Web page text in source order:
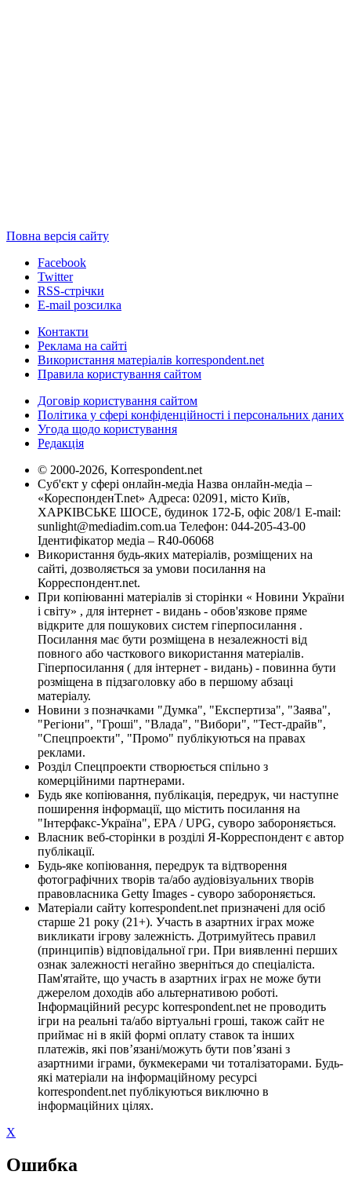
Повна версія сайту
Facebook
Twitter
RSS-стрічки
E-mail розсилка
Контакти
Реклама на сайті
Використання матеріалів korrespondent.net
Правила користування сайтом
Договір користування сайтом
Політика у сфері конфіденційності і персональних даних
Угода щодо користування
Редакція
© 2000-2026, Korrespondent.net
Суб'єкт у сфері онлайн-медіа Назва онлайн-медіа –
«КореспонденТ.net» Адреса: 02091, місто Київ,
ХАРКІВСЬКЕ ШОСЕ, будинок 172-Б, офіс 208/1 E-mail:
sunlight@mediadim.com.ua Телефон: 044-205-43-00
Ідентифікатор медіа – R40-06068
Використання будь-яких матеріалів, розміщених на
сайті, дозволяється за умови посилання на
Корреспондент.net.
При копіюванні матеріалів зі сторінки « Новини України
і світу» , для інтернет - видань - обов'язкове пряме
відкрите для пошукових систем гіперпосилання .
Посилання має бути розміщена в незалежності від
повного або часткового використання матеріалів.
Гіперпосилання ( для інтернет - видань) - повинна бути
розміщена в підзаголовку або в першому абзаці
матеріалу.
Новини з позначками "Думка", "Експертиза", "Заява",
"Регіони", "Гроші", "Влада", "Вибори", "Тест-драйв",
"Спецпроекти", "Промо" публікуються на правах
реклами.
Розділ Спецпроекти створюється спільно з
комерційними партнерами.
Будь яке копіювання, публікація, передрук, чи наступне
поширення інформації, що містить посилання на
"Інтерфакс-Україна", EPA / UPG, суворо забороняється.
Власник веб-сторінки в розділі Я-Корреспондент є автор
публікації.
Будь-яке копіювання, передрук та відтворення
фотографічних творів та/або аудіовізуальних творів
правовласника Getty Images - суворо забороняється.
Матеріали сайту korrespondent.net призначені для осіб
старше 21 року (21+). Участь в азартних іграх може
викликати ігрову залежність. Дотримуйтесь правил
(принципів) відповідальної гри. При виявленні перших
ознак залежності негайно зверніться до спеціаліста.
Пам'ятайте, що участь в азартних іграх не може бути
джерелом доходів або альтернативою роботі.
Інформаційний ресурс korrespondent.net не проводить
ігри на реальні та/або віртуальні гроші, також сайт не
приймає ні в якій формі оплату ставок та інших
платежів, які пов’язані/можуть бути пов’язані з
азартними іграми, букмекерами чи тоталізаторами. Будь-
які матеріали на інформаційному ресурсі
korrespondent.net публікуються виключно в
інформаційних цілях.
X
Ошибка